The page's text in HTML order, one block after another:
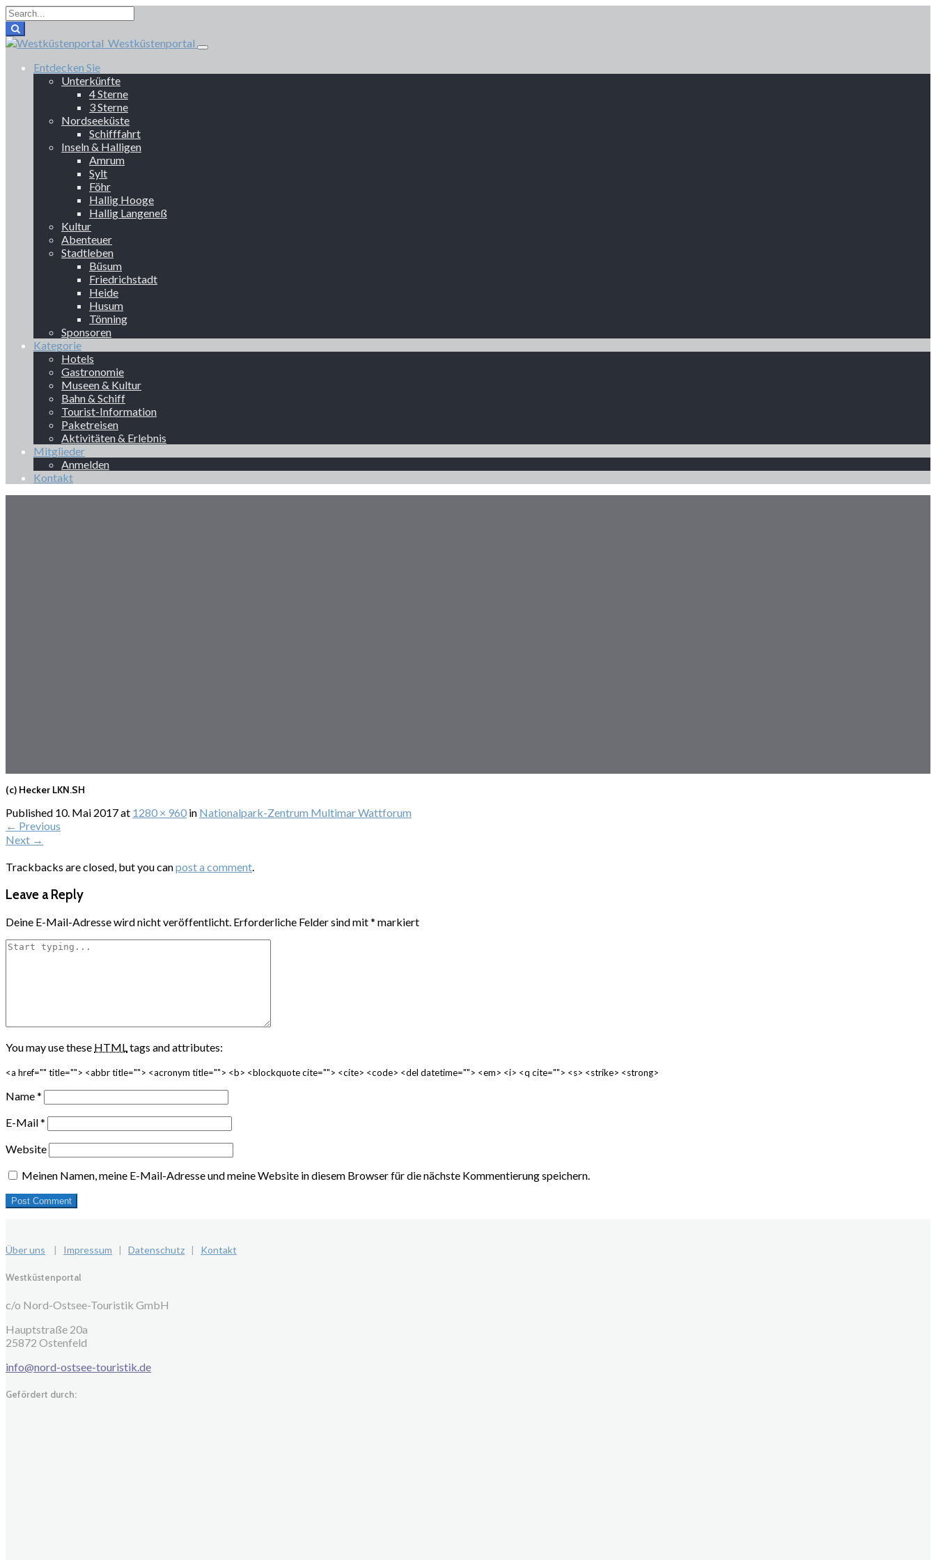
Westküstenportal
Entdecken Sie
Unterkünfte
4 Sterne
3 Sterne
Nordseeküste
Schifffahrt
Inseln & Halligen
Amrum
Sylt
Föhr
Hallig Hooge
Hallig Langeneß
Kultur
Abenteuer
Stadtleben
Büsum
Friedrichstadt
Heide
Husum
Tönning
Sponsoren
Kategorie
Hotels
Gastronomie
Museen & Kultur
Bahn & Schiff
Tourist-Information
Paketreisen
Aktivitäten & Erlebnis
Mitglieder
Anmelden
Kontakt
(c) Hecker LKN.SH
Published 10. Mai 2017at 1280 × 960 in Nationalpark-Zentrum Multimar Wattforum
← Previous
Next →
Trackbacks are closed, but you canpost a comment.
Leave a Reply
Deine E-Mail-Adresse wird nicht veröffentlicht. Erforderliche Felder sind mit* markiert
You may use these HTMLtags and attributes:
<a href="" title=""> <abbr title=""> <acronym title=""> <b> <blockquote cite=""> <cite> <code> <del datetime=""> <em> <i> <q cite=""> <s> <strike> <strong>
Name*
E-Mail*
Website
Meinen Namen, meine E-Mail-Adresse und meine Website in diesem Browser für die nächste Kommentierung speichern.
Über uns | Impressum | Datenschutz | Kontakt
Westküstenportal
c/o Nord-Ostsee-Touristik GmbH
Hauptstraße 20a
25872 Ostenfeld
info@nord-ostsee-touristik.de
Gefördert durch: